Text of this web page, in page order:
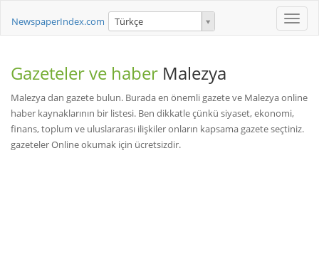
Toggle
NewspaperIndex.com Türkçe
Gazeteler ve haber Malezya
Malezya dan gazete bulun. Burada en önemli gazete ve Malezya online
haber kaynaklarının bir listesi. Ben dikkatle çünkü siyaset, ekonomi,
finans, toplum ve uluslararası ilişkiler onların kapsama gazete seçtiniz.
gazeteler Online okumak için ücretsizdir.